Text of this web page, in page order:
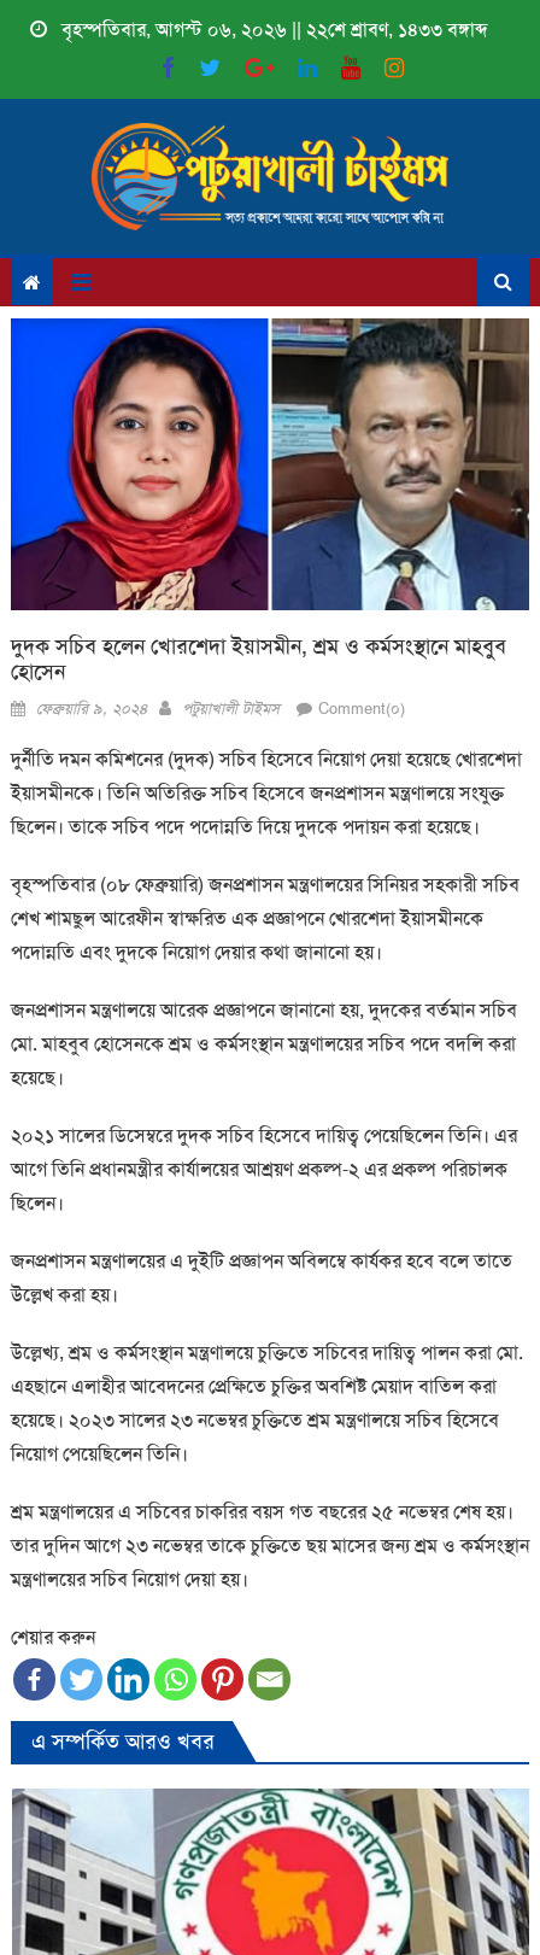
Skip
বৃহস্পতিবার, আগস্ট ০৬, ২০২৬ || ২২শে শ্রাবণ, ১৪৩৩ বঙ্গাব্দ
দুদক সচিব হলেন খোরশেদা ইয়াসমীন, শ্রম ও কর্মসংস্থানে মাহবুব
হোসেন
Posted
ফেব্রুয়ারি ৯, ২০২৪ Author
পটুয়াখালী টাইমস Comment(০)
দুর্নীতি দমন কমিশনের (দুদক) সচিব হিসেবে নিয়োগ দেয়া হয়েছে খোরশেদা
ইয়াসমীনকে। তিনি অতিরিক্ত সচিব হিসেবে জনপ্রশাসন মন্ত্রণালয়ে সংযুক্ত
ছিলেন। তাকে সচিব পদে পদোন্নতি দিয়ে দুদকে পদায়ন করা হয়েছে।
বৃহস্পতিবার (০৮ ফেব্রুয়ারি) জনপ্রশাসন মন্ত্রণালয়ের সিনিয়র সহকারী সচিব
শেখ শামছুল আরেফীন স্বাক্ষরিত এক প্রজ্ঞাপনে খোরশেদা ইয়াসমীনকে
পদোন্নতি এবং দুদকে নিয়োগ দেয়ার কথা জানানো হয়।
জনপ্রশাসন মন্ত্রণালয়ে আরেক প্রজ্ঞাপনে জানানো হয়, দুদকের বর্তমান সচিব
মো. মাহবুব হোসেনকে শ্রম ও কর্মসংস্থান মন্ত্রণালয়ের সচিব পদে বদলি করা
হয়েছে।
২০২১ সালের ডিসেম্বরে দুদক সচিব হিসেবে দায়িত্ব পেয়েছিলেন তিনি। এর
আগে তিনি প্রধানমন্ত্রীর কার্যালয়ের আশ্রয়ণ প্রকল্প-২ এর প্রকল্প পরিচালক
ছিলেন।
জনপ্রশাসন মন্ত্রণালয়ের এ দুইটি প্রজ্ঞাপন অবিলম্বে কার্যকর হবে বলে তাতে
উল্লেখ করা হয়।
উল্লেখ্য, শ্রম ও কর্মসংস্থান মন্ত্রণালয়ে চুক্তিতে সচিবের দায়িত্ব পালন করা মো.
এহছানে এলাহীর আবেদনের প্রেক্ষিতে চুক্তির অবশিষ্ট মেয়াদ বাতিল করা
হয়েছে। ২০২৩ সালের ২৩ নভেম্বর চুক্তিতে শ্রম মন্ত্রণালয়ে সচিব হিসেবে
নিয়োগ পেয়েছিলেন তিনি।
শ্রম মন্ত্রণালয়ের এ সচিবের চাকরির বয়স গত বছরের ২৫ নভেম্বর শেষ হয়।
তার দুদিন আগে ২৩ নভেম্বর তাকে চুক্তিতে ছয় মাসের জন্য শ্রম ও কর্মসংস্থান
মন্ত্রণালয়ের সচিব নিয়োগ দেয়া হয়।
শেয়ার করুন
এ সম্পর্কিত আরও খবর